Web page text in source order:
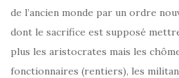
de l’ancien monde par un ordre
dont le sacrifice est supposé
plus les aristocrates mais les
fonctionnaires (rentiers), les